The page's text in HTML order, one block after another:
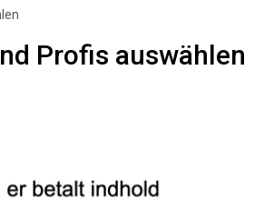
Profis auswählen